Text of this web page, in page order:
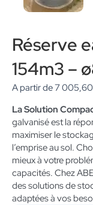
Réserve
154m3 –
A partir de7 005,60
La Solution
galvanisé est la
maximiser le
l’emprise au sol.
mieux à votre
capacités. Chez
des solutions de
adaptées à vos